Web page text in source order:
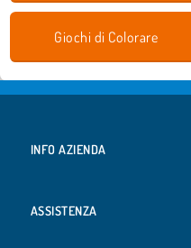
Giochi di Colorare
INFO AZIENDA
ASSISTENZA